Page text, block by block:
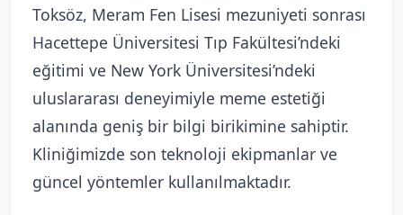
Toksöz, Meram Fen Lisesi mezuniyeti sonrası
Hacettepe Üniversitesi Tıp Fakültesi’ndeki
eğitimi ve New York Üniversitesi’ndeki
uluslararası deneyimiyle meme estetiği
alanında geniş bir bilgi birikimine sahiptir.
Kliniğimizde son teknoloji ekipmanlar ve
güncel yöntemler kullanılmaktadır.